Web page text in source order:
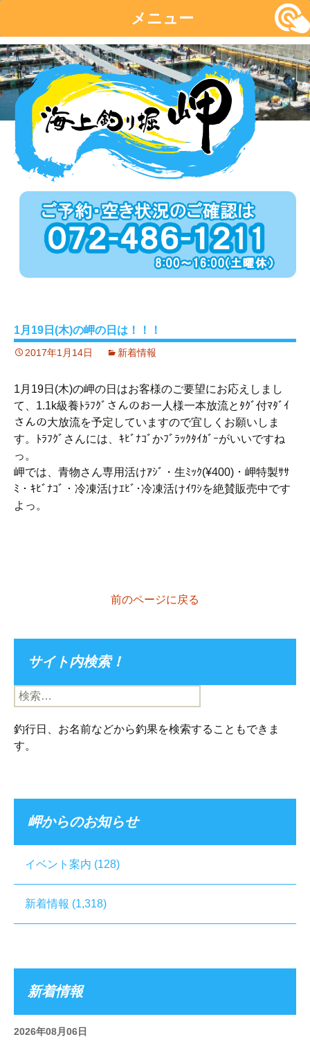
メニュー
コ
ン
テ
ン
1月19日(木)の岬の日は！！！
2017年1月14日 新着情報
1月19日(木)の岬の日はお客様のご要望にお応えしまし
て、1.1k級養ﾄﾗﾌｸﾞさんのお一人様一本放流とﾀｸﾞ付ﾏﾀﾞｲ
さんの大放流を予定していますので宜しくお願いしま
す。ﾄﾗﾌｸﾞさんには、ｷﾋﾞﾅｺﾞかﾌﾞﾗｯｸﾀｲｶﾞｰがいいですね
っ。
岬では、青物さん専用活けｱｼﾞ・生ﾐｯｸ(¥400)・岬特製ｻｻ
ﾐ・ｷﾋﾞﾅｺﾞ・冷凍活けｴﾋﾞ･冷凍活けｲﾜｼを絶賛販売中です
よっ。
前のページに戻る
サイト内検索！
検
索:
釣行日、お名前などから釣果を検索することもできま
す。
岬からのお知らせ
イベント案内 (128)
新着情報 (1,318)
新着情報
2026年08月06日